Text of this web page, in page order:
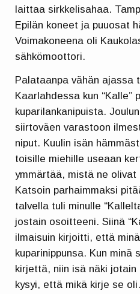
laittaa sirkkelisahaa.
Epilän koneet ja puuosat
Voimakoneena oli
sähkömoottori.
Palataanpa vähän ajassa
Kaarlahdessa kun “Kalle”
kuparilankanipuista.
siirtoväen varastoon
niput. Kuulin isän
toisille miehille useaan
ymmärtää, mistä ne
Katsoin parhaimmaksi
talvella tuli minulle
jostain osoitteeni. Siinä
ilmaisuin kirjoitti, että
kuparinippunsa. Kun minä
kirjettä, niin isä näki jotain
kysyi, että mikä kirje se